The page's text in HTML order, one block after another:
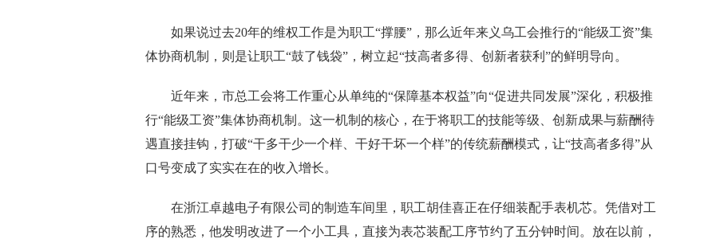
如果说过去20年的维权工作是为职工“撑腰”，那么近年来义乌工会推行的“能级工资”集
体协商机制，则是让职工“鼓了钱袋”，树立起“技高者多得、创新者获利”的鲜明导向。
近年来，市总工会将工作重心从单纯的“保障基本权益”向“促进共同发展”深化，积极推
行“能级工资”集体协商机制。这一机制的核心，在于将职工的技能等级、创新成果与薪酬待
遇直接挂钩，打破“干多干少一个样、干好干坏一个样”的传统薪酬模式，让“技高者多得”从
口号变成了实实在在的收入增长。
在浙江卓越电子有限公司的制造车间里，职工胡佳喜正在仔细装配手表机芯。凭借对工
序的熟悉，他发明改进了一个小工具，直接为表芯装配工序节约了五分钟时间。放在以前，